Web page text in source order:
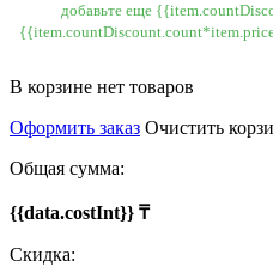
добавьте еще
В корзине нет товаров
Оформить заказ Очистить
Общая сумма:
{{data.costInt}} ₸
Скидка: